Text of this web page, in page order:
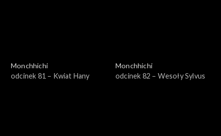
Monchhichi
odcinek 81 – Kwiat Hany
Monchhichi
odcinek 82 – Wesoły Sylvus